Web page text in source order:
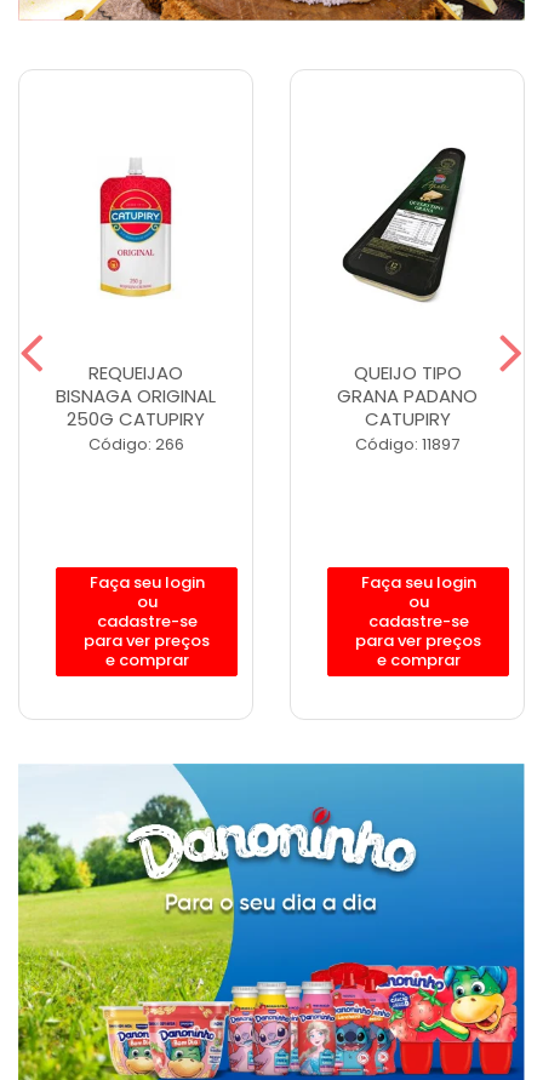
REQUEIJAO
BISNAGA ORIGINAL
250G CATUPIRY
Código: 266
Faça seu login
ou
cadastre-se
para ver preços
e comprar
QUEIJO TIPO
GRANA PADANO
CATUPIRY
Código: 11897
Faça seu login
ou
cadastre-se
para ver preços
e comprar